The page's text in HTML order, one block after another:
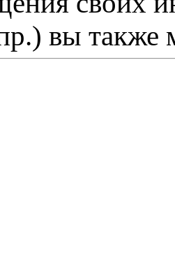
вы также